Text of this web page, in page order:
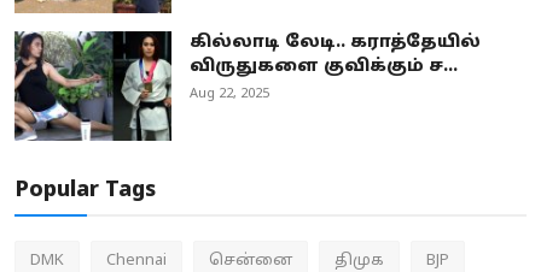
கில்லாடி லேடி.. கராத்தேயில்
விருதுகளை குவிக்கும் ச...
Aug 22, 2025
Popular Tags
DMK Chennai சென்னை திமுக BJP